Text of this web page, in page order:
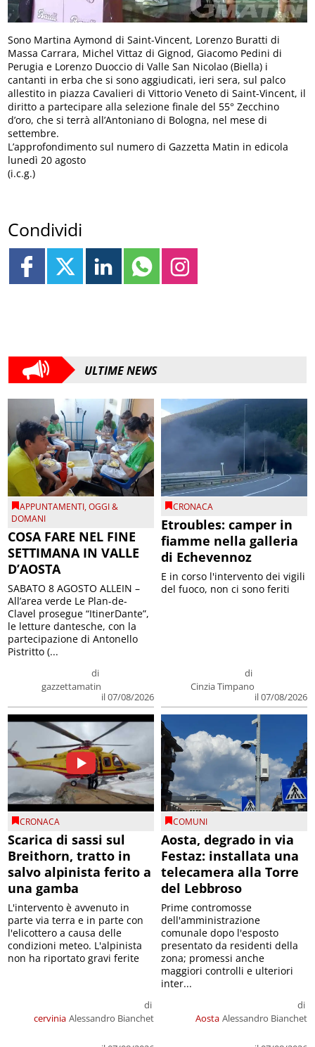
Sono Martina Aymond di Saint-Vincent, Lorenzo Buratti di
Massa Carrara, Michel Vittaz di Gignod, Giacomo Pedini di
Perugia e Lorenzo Duoccio di Valle San Nicolao (Biella) i
cantanti in erba che si sono aggiudicati, ieri sera, sul palco
allestito in piazza Cavalieri di Vittorio Veneto di Saint-Vincent, il
diritto a partecipare alla selezione finale del 55° Zecchino
d’oro, che si terrà all’Antoniano di Bologna, nel mese di
settembre.
L’approfondimento sul numero di Gazzetta Matin in edicola
lunedì 20 agosto
(i.c.g.)
Condividi
ULTIME NEWS
APPUNTAMENTI,OGGI &
DOMANI
COSA FARE NEL FINE
SETTIMANA IN VALLE
D’AOSTA
di
gazzettamatin
il 07/08/2026
SABATO 8 AGOSTO ALLEIN –
All’area verde Le Plan-de-
Clavel prosegue “ItinerDante”,
le letture dantesche, con la
partecipazione di Antonello
Pistritto (...
CRONACA
Etroubles: camper in
fiamme nella galleria
di Echevennoz
di
Cinzia Timpano
il 07/08/2026
E in corso l'intervento dei vigili
del fuoco, non ci sono feriti
CRONACA
Scarica di sassi sul
Breithorn, tratto in
salvo alpinista ferito a
una gamba
cervinia
di
Alessandro Bianchet
L'intervento è avvenuto in
parte via terra e in parte con
l'elicottero a causa delle
condizioni meteo. L'alpinista
non ha riportato gravi ferite
COMUNI
Aosta, degrado in via
Festaz: installata una
telecamera alla Torre
del Lebbroso
Aosta
di
Alessandro Bianchet
Prime contromosse
dell'amministrazione
comunale dopo l'esposto
presentato da residenti della
zona; promessi anche
maggiori controlli e ulteriori
inter...